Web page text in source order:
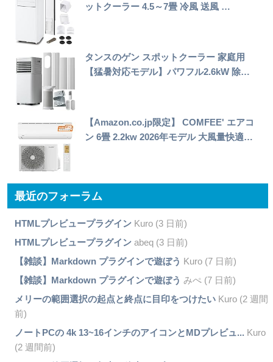
ットクーラー 4.5～7畳 冷風 送風 …
タンスのゲン スポットクーラー 家庭用
【猛暑対応モデル】パワフル2.6kW 除…
【Amazon.co.jp限定】 COMFEE' エアコ
ン 6畳 2.2kw 2026年モデル 大風量快適…
最近のフォーラム
HTMLプレビュープラグインKuro (3 日前)
HTMLプレビュープラグインabeq (3 日前)
【雑談】Markdown プラグインで遊ぼう Kuro (7 日前)
【雑談】Markdown プラグインで遊ぼう みぺ (7 日前)
メリーの範囲選択の起点と終点に目印をつけたいKuro (2 週間
前)
ノートPCの 4k 13~16インチのアイコンとMDプレビュ... Kuro
(2 週間前)